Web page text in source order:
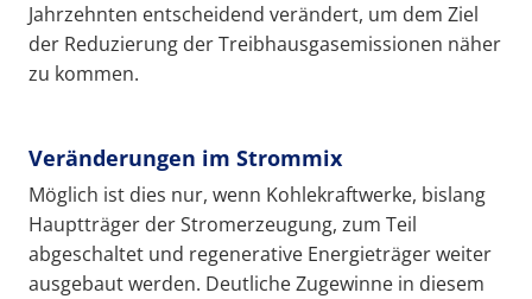
Jahrzehnten entscheidend verändert, um dem Ziel
der Reduzierung der Treibhausgasemissionen näher
zu kommen.
Veränderungen im Strommix
Möglich ist dies nur, wenn Kohlekraftwerke, bislang
Hauptträger der Stromerzeugung, zum Teil
abgeschaltet und regenerative Energieträger weiter
ausgebaut werden. Deutliche Zugewinne in diesem